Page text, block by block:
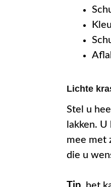
Lichte
Stel u
lakken.
mee met
die u